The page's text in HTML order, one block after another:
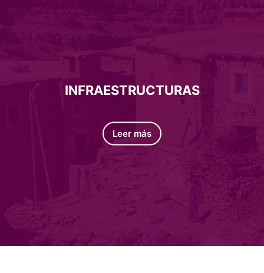
INFRAESTRUCTURAS
Leer más